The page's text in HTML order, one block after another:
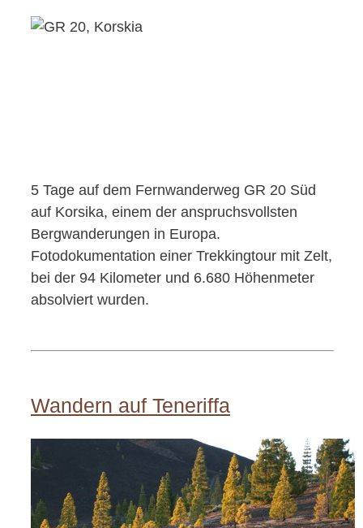
5 Tage auf dem Fernwanderweg GR 20 Süd
auf Korsika, einem der anspruchsvollsten
Bergwanderungen in Europa.
Fotodokumentation einer Trekkingtour mit Zelt,
bei der 94 Kilometer und 6.680 Höhenmeter
absolviert wurden.
Wandern auf Teneriffa